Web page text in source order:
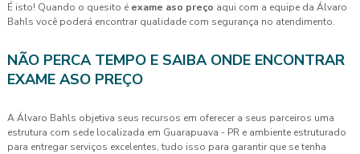
É isto! Quando o quesito é exame aso preço aqui com a equipe da Álvaro
Bahls você poderá encontrar qualidade com segurança no atendimento.
NÃO PERCA TEMPO E SAIBA ONDE ENCONTRAR
EXAME ASO PREÇO
A Álvaro Bahls objetiva seus recursos em oferecer a seus parceiros uma
estrutura com sede localizada em Guarapuava - PR e ambiente estruturado
para entregar serviços excelentes, tudo isso para garantir que se tenha